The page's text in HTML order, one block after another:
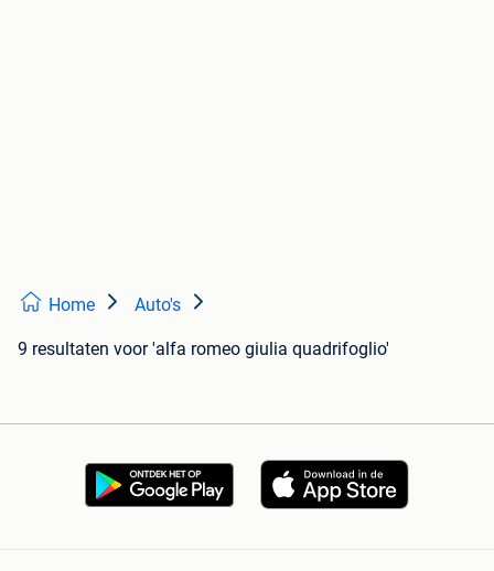
Home Auto's
9 resultaten voor 'alfa romeo giulia quadrifoglio'